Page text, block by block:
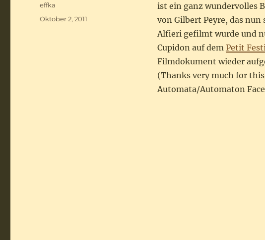
ist ein ganz wundervolles
von Gilbert Peyre, das
Alfieri gefilmt wurde und
Cupidon auf dem Petit
Filmdokument wieder
(Thanks very much for
Automata/Automaton
Autor
effka
Veröffentlicht
Oktober 2, 2011